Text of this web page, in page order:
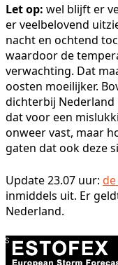
Let op: wel blijft er
er veelbelovend
nacht en ochtend
waardoor de
verwachting. Dat
oosten moeilijker.
dichterbij
dat voor een
onweer vast, maar
gaten dat ook deze
Update 23.07 uur:
inmiddels uit. Er
Nederland.